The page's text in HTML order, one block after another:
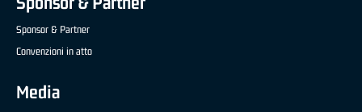
Sponsor & Partner
Convenzioni in atto
Media